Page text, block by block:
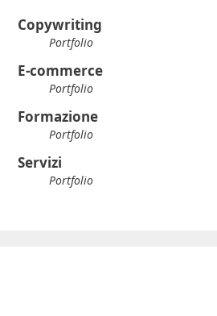
Copywriting
Portfolio
E-commerce
Portfolio
Formazione
Portfolio
Servizi
Portfolio